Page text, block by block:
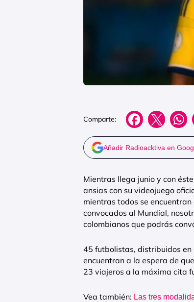
Comparte:
Añadir Radioacktiva en
Mientras llega junio y con
ansias con su videojuego
mientras todos se
convocados al Mundial,
colombianos que podrás
45 futbolistas, distribuidos en
encuentran a la espera de
23 viajeros a la máxima cita
Vea también: Las tres